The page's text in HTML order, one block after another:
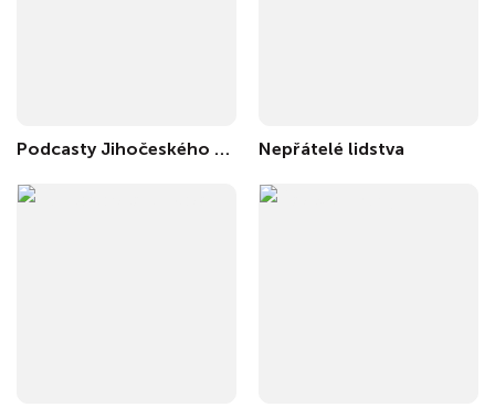
Podcasty Jihočeského muzea Nepřátelé lidstva